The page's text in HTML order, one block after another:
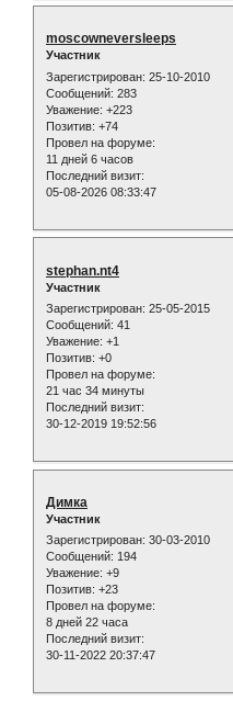
moscowneversleeps
Участник
Зарегистрирован: 25-10-2010
Сообщений: 283
Уважение: +223
Позитив: +74
Провел на форуме:
11 дней 6 часов
Последний визит:
05-08-2026 08:33:47
stephan.nt4
Участник
Зарегистрирован: 25-05-2015
Сообщений: 41
Уважение: +1
Позитив: +0
Провел на форуме:
21 час 34 минуты
Последний визит:
30-12-2019 19:52:56
Димка
Участник
Зарегистрирован: 30-03-2010
Сообщений: 194
Уважение: +9
Позитив: +23
Провел на форуме:
8 дней 22 часа
Последний визит:
30-11-2022 20:37:47